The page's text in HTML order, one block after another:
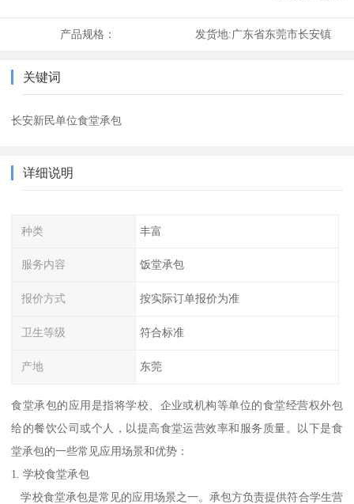
产品规格： 发货地:广东省东莞市长安镇
关键词
长安新民单位食堂承包
详细说明
种类 丰富
服务内容 饭堂承包
报价方式 按实际订单报价为准
卫生等级 符合标准
产地 东莞
食堂承包的应用是指将学校、企业或机构等单位的食堂经营权外包
给的餐饮公司或个人，以提高食堂运营效率和服务质量。以下是食
堂承包的一些常见应用场景和优势：
1. 学校食堂承包
学校食堂承包是常见的应用场景之一。承包方负责提供符合学生营